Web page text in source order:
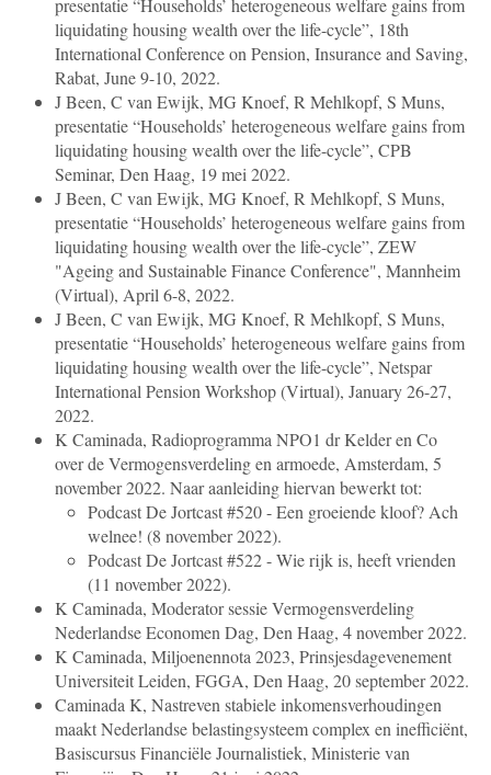
presentatie “Households’ heterogeneous welfare gains from
liquidating housing wealth over the life-cycle”, 18th
International Conference on Pension, Insurance and Saving,
Rabat, June 9-10, 2022.
J Been, C van Ewijk, MG Knoef, R Mehlkopf, S Muns,
presentatie “Households’ heterogeneous welfare gains from
liquidating housing wealth over the life-cycle”, CPB
Seminar, Den Haag, 19 mei 2022.
J Been, C van Ewijk, MG Knoef, R Mehlkopf, S Muns,
presentatie “Households’ heterogeneous welfare gains from
liquidating housing wealth over the life-cycle”, ZEW
"Ageing and Sustainable Finance Conference", Mannheim
(Virtual), April 6-8, 2022.
J Been, C van Ewijk, MG Knoef, R Mehlkopf, S Muns,
presentatie “Households’ heterogeneous welfare gains from
liquidating housing wealth over the life-cycle”, Netspar
International Pension Workshop (Virtual), January 26-27,
2022.
K Caminada, Radioprogramma NPO1 dr Kelder en Co
over de Vermogensverdeling en armoede, Amsterdam, 5
november 2022. Naar aanleiding hiervan bewerkt tot:
Podcast De Jortcast #520 - Een groeiende kloof?Ach
welnee! (8 november 2022).
Podcast De Jortcast #522 - Wie rijk is, heeft vrienden
(11 november 2022).
K Caminada, Moderator sessie Vermogensverdeling
Nederlandse Economen Dag, Den Haag, 4 november 2022.
K Caminada, Miljoenennota 2023, Prinsjesdagevenement
Universiteit Leiden, FGGA, Den Haag, 20 september 2022.
Caminada K, Nastreven stabiele inkomensverhoudingen
maakt Nederlandse belastingsysteem complex en inefficiënt,
Basiscursus Financiële Journalistiek, Ministerie van